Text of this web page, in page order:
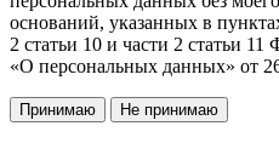
оснований, указанных в
2 статьи 10 и части 2 статьи
«О персональных данных» от
Принимаю Не принимаю